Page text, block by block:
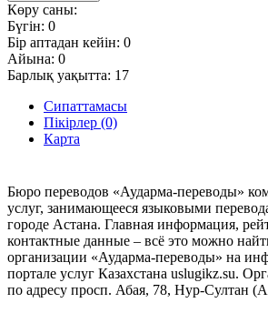
Көру саны:
Бүгін: 0
Бір аптадан кейін: 0
Айына: 0
Барлық уақытта: 17
Сипаттамасы
Пікірлер (0)
Карта
Бюро переводов «Аударма-переводы»
услуг, занимающееся языковыми
городе Астана. Главная информация,
контактные данные – всё это можно
организации «Аударма-переводы» на
портале услуг Казахстана uslugikz.su.
по адресу просп. Абая, 78, Нур-Султан